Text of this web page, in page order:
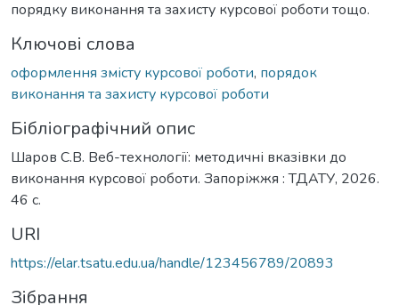
порядку виконання та захисту курсової роботи тощо.
Ключові слова
оформлення змісту курсової роботи, порядок
виконання та захисту курсової роботи
Бібліографічний опис
Шаров С.В. Веб-технології: методичні вказівки до
виконання курсової роботи. Запоріжжя : ТДАТУ, 2026.
46 с.
URI
https://elar.tsatu.edu.ua/handle/123456789/20893
Зібрання